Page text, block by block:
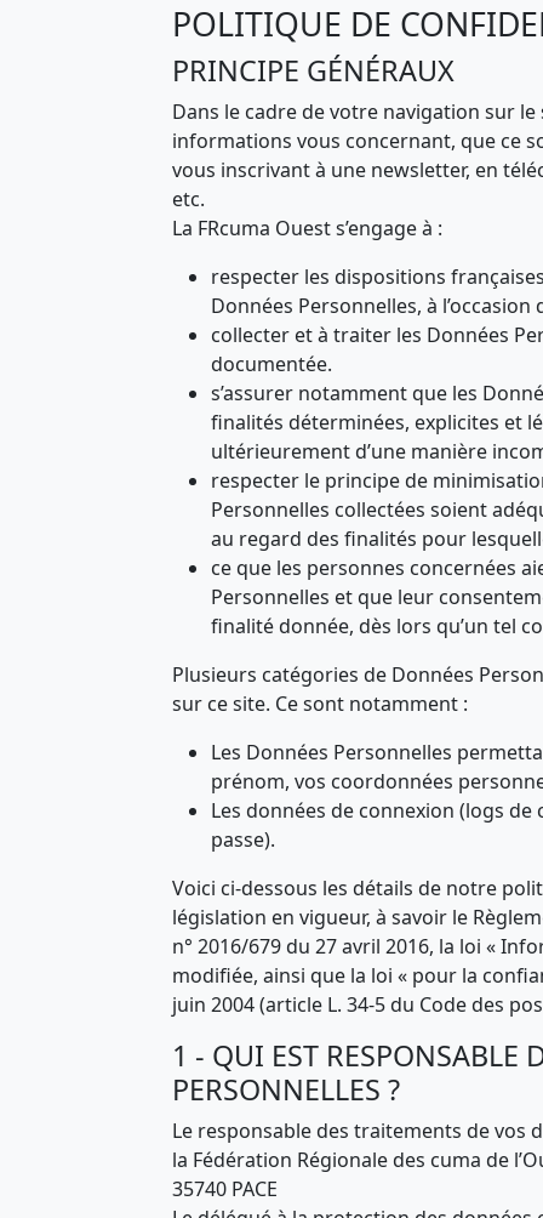
POLITIQUE DE
PRINCIPE GÉNÉRAUX
Dans le cadre de votre navigation sur
informations vous concernant, que ce
vous inscrivant à une newsletter, en
etc.
La FRcuma Ouest s’engage à :
respecter les dispositions
Données Personnelles, à
collecter et à traiter les Données
documentée.
s’assurer notamment que les
finalités déterminées, explicites et
ultérieurement d’une manière
respecter le principe de
Personnelles collectées soient
au regard des finalités pour
ce que les personnes concernées
Personnelles et que leur
finalité donnée, dès lors qu’un tel
Plusieurs catégories de Données
sur ce site. Ce sont notamment :
Les Données Personnelles
prénom, vos coordonnées
Les données de connexion (logs de
passe).
Voici ci-dessous les détails de notre
législation en vigueur, à savoir le
n° 2016/679 du 27 avril 2016, la loi «
modifiée, ainsi que la loi « pour la
juin 2004 (article L. 34-5 du Code des
1 - QUI EST RESPONSABLE
PERSONNELLES ?
Le responsable des traitements de vos
la Fédération Régionale des cuma de
35740 PACE